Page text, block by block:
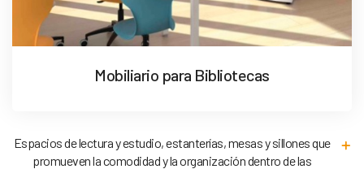
Mobiliario para Bibliotecas
Espacios de lectura y estudio, estanterías, mesas y sillones que
promueven la comodidad y la organización dentro de las